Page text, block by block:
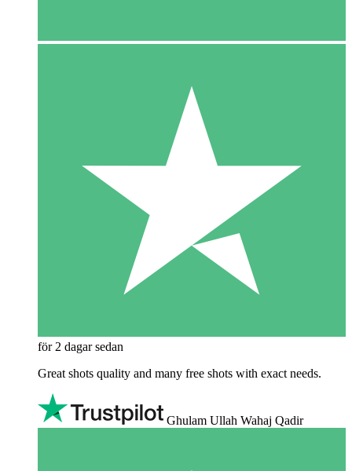
för 2 dagar sedan
Great shots quality and many free shots with exact needs.
Ghulam Ullah Wahaj Qadir